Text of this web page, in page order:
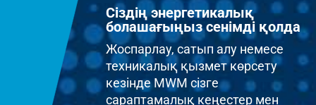
Сіздің энергетикалық
болашағыңыз сенімді қолда
Жоспарлау, сатып алу немесе
техникалық қызмет көрсету
кезінде MWM сізге
сараптамалық кеңестер мен